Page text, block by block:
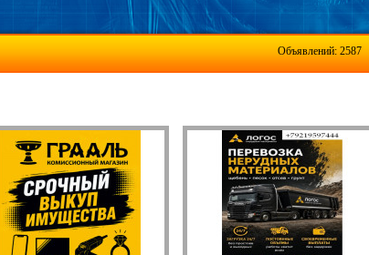
Объявлений: 2587